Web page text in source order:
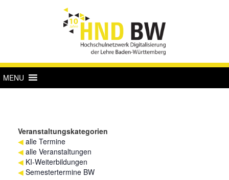
MENU
Veranstaltungskategorien
◀ alle Termine
◀ alle Veranstaltungen
◀ KI-Weiterbildungen
◀ Semestertermine BW